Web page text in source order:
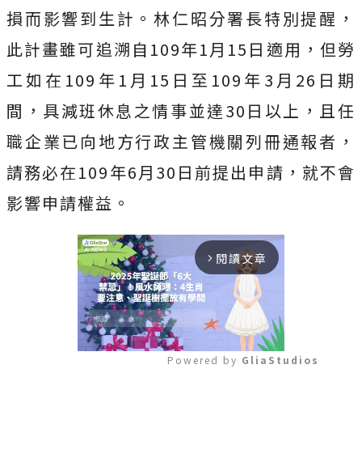
損而影響到生計。林仁昭分署長特別提醒，
此計畫雖可追溯自109年1月15日適用，但勞
工如在109年1月15日至109年3月26日期
間，具減班休息之情事並達30日以上，且任
職企業已向地方行政主管機關列冊通報者，
請務必在109年6月30日前提出申請，就不會
影響申請權益。
arrow_forward_ios 閱讀文章
Powered by GliaStudios